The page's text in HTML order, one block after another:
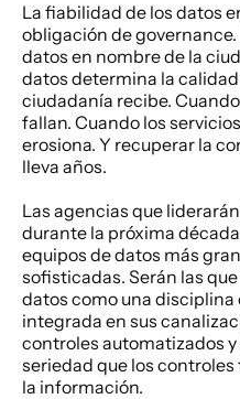
La fiabilidad de los datos
obligación de
datos en nombre de la
datos determina la
ciudadanía recibe.
fallan. Cuando los
erosiona. Y recuperar la
lleva años.
Las agencias que
durante la próxima
equipos de datos más
sofisticadas. Serán las
datos como una
integrada en sus
controles automatizados
seriedad que los
la información.